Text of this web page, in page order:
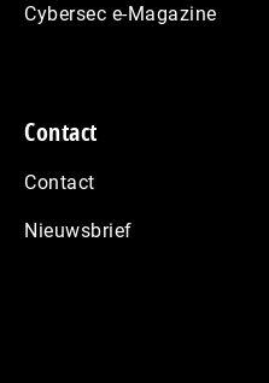
Cybersec e-Magazine
Contact
Contact
Nieuwsbrief